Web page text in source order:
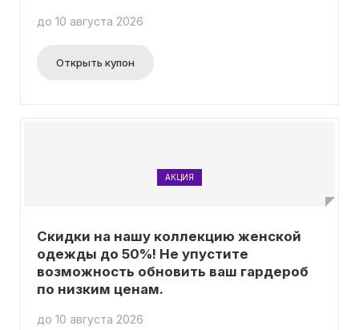
до 10 августа 2026
Открыть купон
АКЦИЯ
Скидки на нашу коллекцию женской
одежды до 50%! Не упустите
возможность обновить ваш гардероб
по низким ценам.
до 10 августа 2026